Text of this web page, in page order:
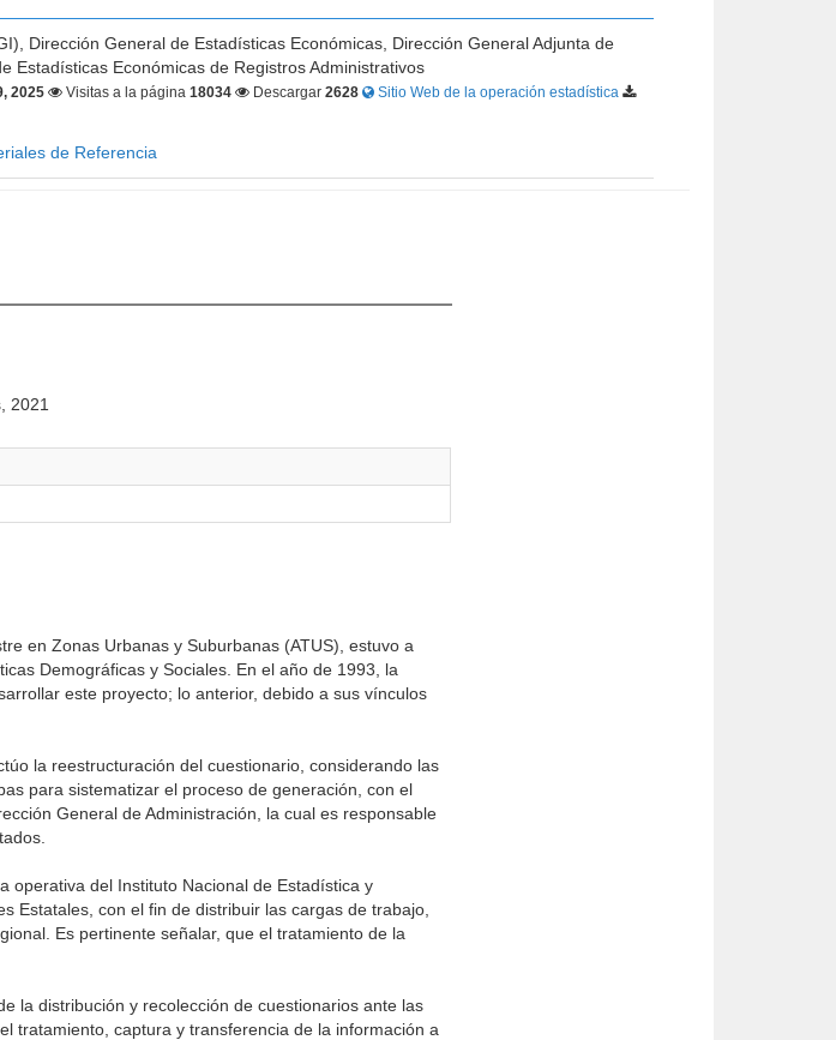
Dirección General de Estadísticas Económicas, Dirección General Adjunta de
Estadísticas Económicas de Registros Administrativos
2025 Visitas a la página18034 Descargar2628
Sitio Web de la operación estadística
de Referencia
2021
en Zonas Urbanas y Suburbanas (ATUS), estuvo a
Demográficas y Sociales. En el año de 1993, la
este proyecto; lo anterior, debido a sus vínculos
la reestructuración del cuestionario, considerando las
para sistematizar el proceso de generación, con el
General de Administración, la cual es responsable
operativa del Instituto Nacional de Estadística y
Estatales, con el fin de distribuir las cargas de trabajo,
Es pertinente señalar, que el tratamiento de la
la distribución y recolección de cuestionarios ante las
tratamiento, captura y transferencia de la información a